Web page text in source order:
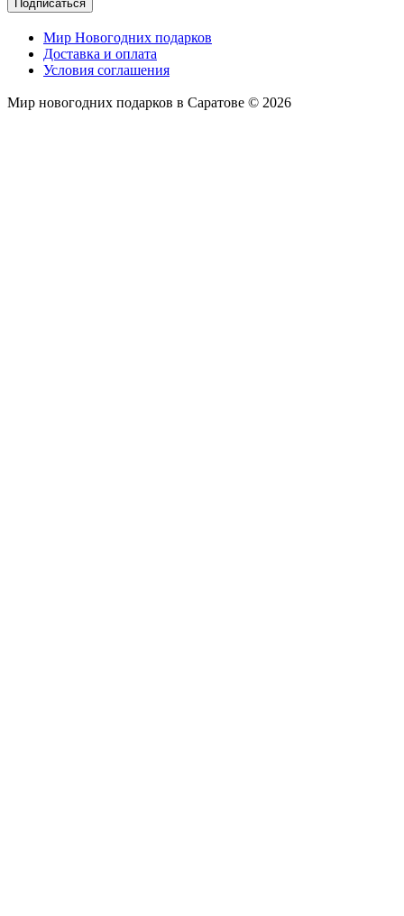
Подписаться
Мир Новогодних подарков
Доставка и оплата
Условия соглашения
Мир новогодних подарков в Саратове © 2026